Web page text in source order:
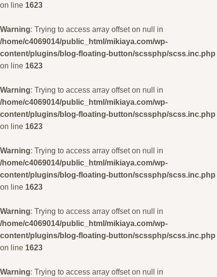
on line 1623
Warning: Trying to access array offset on null in
/home/c4069014/public_html/mikiaya.com/wp-
content/plugins/blog-floating-button/scssphp/scss.inc.php
on line 1623
Warning: Trying to access array offset on null in
/home/c4069014/public_html/mikiaya.com/wp-
content/plugins/blog-floating-button/scssphp/scss.inc.php
on line 1623
Warning: Trying to access array offset on null in
/home/c4069014/public_html/mikiaya.com/wp-
content/plugins/blog-floating-button/scssphp/scss.inc.php
on line 1623
Warning: Trying to access array offset on null in
/home/c4069014/public_html/mikiaya.com/wp-
content/plugins/blog-floating-button/scssphp/scss.inc.php
on line 1623
Warning: Trying to access array offset on null in